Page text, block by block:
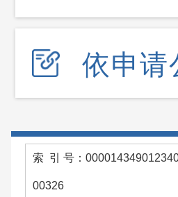
依申请
索 引 号：
00326